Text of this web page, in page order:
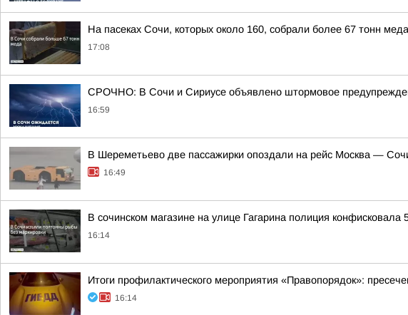
На пасеках Сочи, которых около 160, собрали более 67 тонн
17:08
СРОЧНО: В Сочи и Сириусе объявлено штормовое
16:59
В Шереметьево две пассажирки опоздали на рейс Москва —
16:49
В сочинском магазине на улице Гагарина полиция
16:14
Итоги профилактического мероприятия «Правопорядок»:
16:14